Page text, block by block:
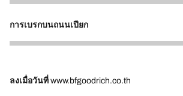
5
การเบรกบนถนนเปียก
5
ลงเมื่อวันที่ www.bfgoodrich.co.th